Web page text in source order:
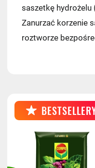
saszetkę
Zanurzać korzenie
roztworze